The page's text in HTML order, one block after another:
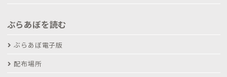
ぶらあぼを読む
ぶらあぼ電子版
配布場所